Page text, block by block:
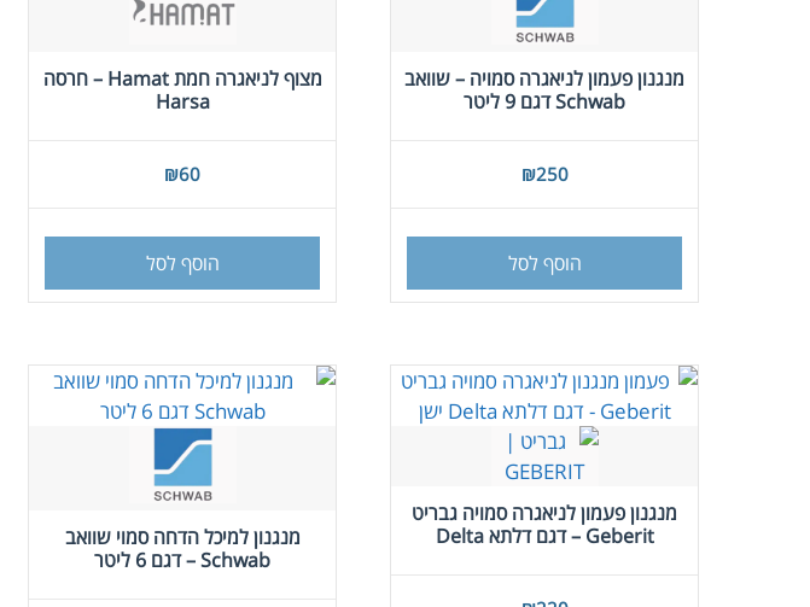
מנגנון פעמון לניאגרה סמויה – שוואב
Schwab דגם 9 ליטר
₪250
הוסף לסל
מצוף לניאגרה חמת Hamat – חרסה
Harsa
₪60
הוסף לסל
מנגנון פעמון לניאגרה סמויה גבריט
Geberit – דגם דלתא Delta
מנגנון למיכל הדחה סמוי שוואב
Schwab – דגם 6 ליטר